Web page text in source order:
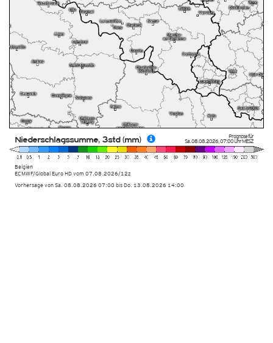
Prognose für
Sa. 08.08.2026,07:00 UhrMESZ
Belgien
ECMWF/Global Euro HD vom 07.08.2026/12z
Niederschlagssumme, 3std (mm)
Vorhersage von Sa. 08.08.2026 07:00 bis Do. 13.08.2026 14:00